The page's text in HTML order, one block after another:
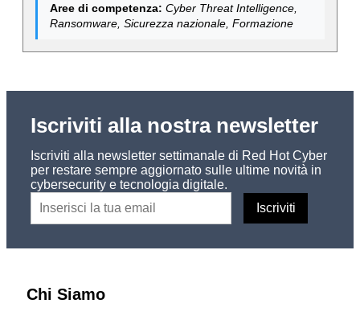
Aree di competenza: Cyber Threat Intelligence,
Ransomware, Sicurezza nazionale, Formazione
Iscriviti alla nostra newsletter
Iscriviti alla newsletter settimanale di Red Hot Cyber
per restare sempre aggiornato sulle ultime novità in
cybersecurity e tecnologia digitale.
Chi Siamo